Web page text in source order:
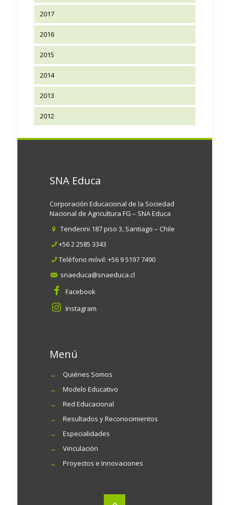
2017
2016
2015
2014
2013
2012
SNA Educa
Corporación Educacional de la Sociedad
Nacional de Agricultura FG – SNA Educa
Tenderini 187 piso 3, Santiago – Chile
+56 2 2585 3343
Teléfono móvil: +56 9 5197 7490
snaeduca@snaeduca.cl
Facebook
Instagram
Menú
→
Quiénes Somos
→
Modelo Educativo
→
Red Educacional
→
Resultados y Reconocimientos
→
Especialidades
→
Vinculación
→
Proyectos e Innovaciones